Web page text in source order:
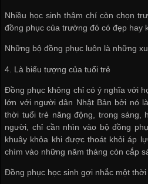
Nhiều học sinh thậm chí còn chọn
đồng phục của trường đó có đẹp hay
Những bộ đồng phục luôn là những
4. Là biểu tượng của tuổi trẻ
Đồng phục không chỉ có ý nghĩa với
lớn với người dân Nhật Bản bởi nó
thời tuổi trẻ năng động, trong sáng,
người, chỉ cần nhìn vào bộ đồng
khuây khỏa khi được thoát khỏi áp
chìm vào những năm tháng còn cắp
Đồng phục học sinh gợi nhắc một